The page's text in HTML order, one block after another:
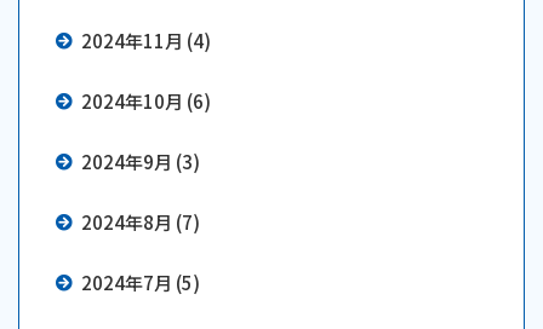
2024年11月 (4)
2024年10月 (6)
2024年9月 (3)
2024年8月 (7)
2024年7月 (5)